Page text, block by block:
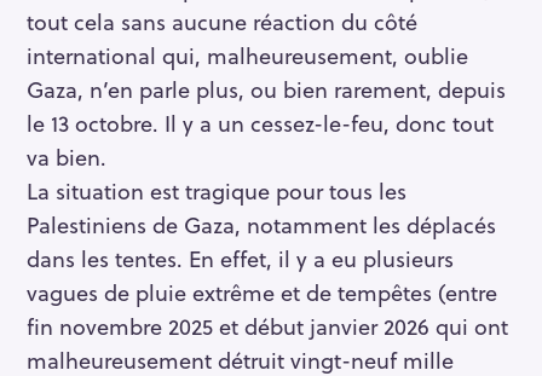
tout cela sans aucune réaction du côté
international qui, malheureusement, oublie
Gaza, n’en parle plus, ou bien rarement, depuis
le 13 octobre. Il y a un cessez-le-feu, donc tout
va bien.
La situation est tragique pour tous les
Palestiniens de Gaza, notamment les déplacés
dans les tentes. En effet, il y a eu plusieurs
vagues de pluie extrême et de tempêtes (entre
fin novembre 2025 et début janvier 2026 qui ont
malheureusement détruit vingt-neuf mille